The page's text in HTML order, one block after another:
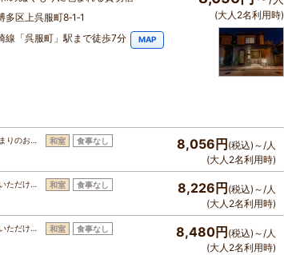
区上呉服町8‐1‐1
線「呉服町」駅まで徒歩7分 MAP
(大人2名利用時)
りのお… 和室 食事なし 8,056円 (税込)～/人
(大人2名利用時)
ただけ… 和室 食事なし 8,226円 (税込)～/人
(大人2名利用時)
ただけ… 和室 食事なし 8,480円 (税込)～/人
(大人2名利用時)